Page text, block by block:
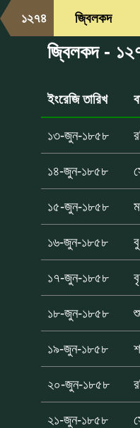
১২৭৪ জ্বিলকদ
জ্বিলকদ -
ইংরেজি তারিখ
১৩-জুন-১৮৫৮
১৪-জুন-১৮৫৮
১৫-জুন-১৮৫৮
১৬-জুন-১৮৫৮
১৭-জুন-১৮৫৮
১৮-জুন-১৮৫৮
১৯-জুন-১৮৫৮
২০-জুন-১৮৫৮
২১-জুন-১৮৫৮